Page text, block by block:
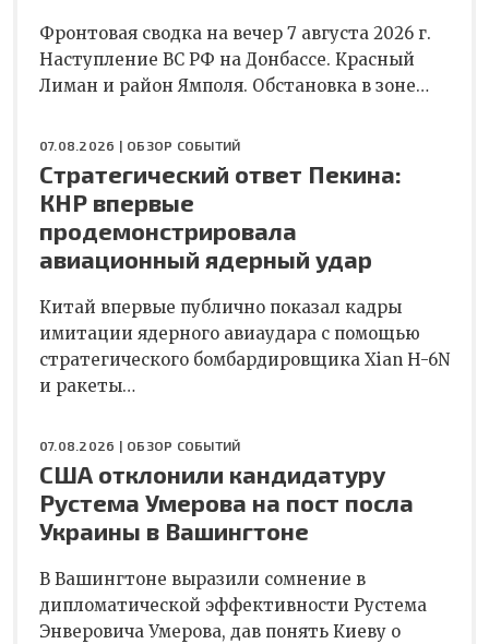
Фронтовая сводка на вечер 7 августа 2026 г.
Наступление ВС РФ на Донбассе. Красный
Лиман и район Ямполя. Обстановка в зоне…
07.08.2026 | ОБЗОР СОБЫТИЙ
Стратегический ответ Пекина:
КНР впервые
продемонстрировала
авиационный ядерный удар
Китай впервые публично показал кадры
имитации ядерного авиаудара с помощью
стратегического бомбардировщика Xian H-6N
и ракеты…
07.08.2026 | ОБЗОР СОБЫТИЙ
США отклонили кандидатуру
Рустема Умерова на пост посла
Украины в Вашингтоне
В Вашингтоне выразили сомнение в
дипломатической эффективности Рустема
Энверовича Умерова, дав понять Киеву о